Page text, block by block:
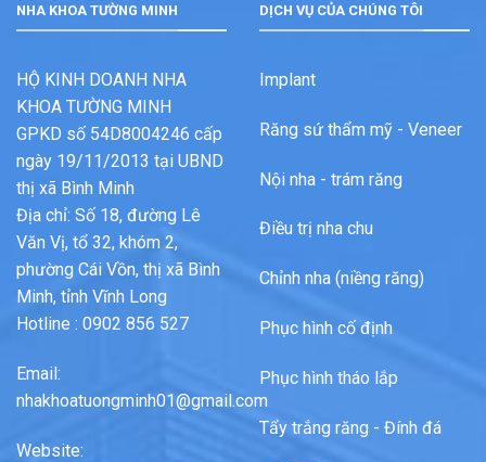
NHA KHOA TƯỜNG MINH
HỘ KINH DOANH NHA
KHOA TƯỜNG MINH
GPKD số 54D8004246 cấp
ngày 19/11/2013 tại UBND
thị xã Bình Minh
Địa chỉ: Số 18, đường Lê
Văn Vị, tổ 32, khóm 2,
phường Cái Vồn, thị xã Bình
Minh, tỉnh Vĩnh Long
Hotline : 0902 856 527
Email:
nhakhoatuongminh01@gmail.com
Website:
DỊCH VỤ CỦA CHÚNG TÔI
Implant
Răng sứ thẩm mỹ - Veneer
Nội nha - trám răng
Điều trị nha chu
Chỉnh nha (niềng răng)
Phục hình cố định
Phục hình tháo lắp
Tẩy trắng răng - Đính đá